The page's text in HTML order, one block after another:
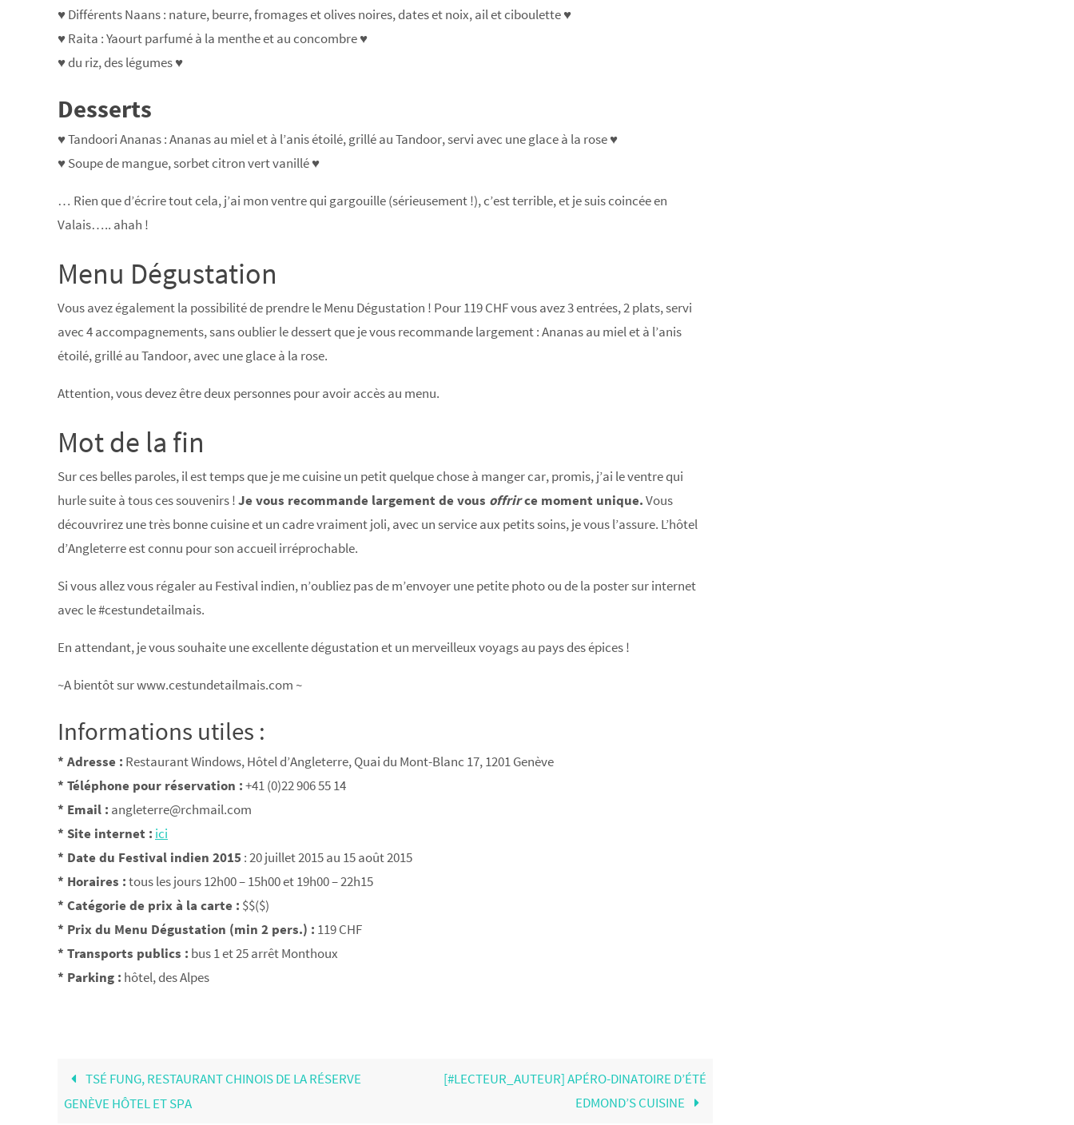
♥ Différents Naans : nature, beurre, fromages et olives noires, dates et noix, ail et ciboulette ♥
♥ Raita : Yaourt parfumé à la menthe et au concombre ♥
♥ du riz, des légumes ♥
Desserts
♥ Tandoori Ananas : Ananas au miel et à l’anis étoilé, grillé au Tandoor, servi avec une glace à la rose ♥
♥ Soupe de mangue, sorbet citron vert vanillé ♥
… Rien que d’écrire tout cela, j’ai mon ventre qui gargouille (sérieusement !), c’est terrible, et je suis coincée en
Valais….. ahah !
Menu Dégustation
Vous avez également la possibilité de prendre le Menu Dégustation ! Pour 119 CHF vous avez 3 entrées, 2 plats, servi
avec 4 accompagnements, sans oublier le dessert que je vous recommande largement : Ananas au miel et à l’anis
étoilé, grillé au Tandoor, avec une glace à la rose.
Attention, vous devez être deux personnes pour avoir accès au menu.
Mot de la fin
Sur ces belles paroles, il est temps que je me cuisine un petit quelque chose à manger car, promis, j’ai le ventre qui
hurle suite à tous ces souvenirs !Je vous recommande largement de vous offrirce moment unique.Vous
découvrirez une très bonne cuisine et un cadre vraiment joli, avec un service aux petits soins, je vous l’assure. L’hôtel
d’Angleterre est connu pour son accueil irréprochable.
Si vous allez vous régaler au Festival indien, n’oubliez pas de m’envoyer une petite photo ou de la poster sur internet
avec le #cestundetailmais.
En attendant, je vous souhaite une excellente dégustation et un merveilleux voyags au pays des épices !
~A bientôt sur www.cestundetailmais.com ~
Informations utiles :
* Adresse : Restaurant Windows, Hôtel d’Angleterre, Quai du Mont-Blanc 17, 1201 Genève
* Téléphone pour réservation :+41 (0)22 906 55 14
* Email : angleterre@rchmail.com
* Site internet : ici
* Date du Festival indien 2015 : 20 juillet 2015 au 15 août 2015
* Horaires :tous les jours 12h00 – 15h00 et 19h00 – 22h15
* Catégorie de prix à la carte : $$($)
* Prix du Menu Dégustation (min 2 pers.) : 119 CHF
* Transports publics : bus 1 et 25 arrêt Monthoux
* Parking : hôtel, des Alpes
TSÉ FUNG, RESTAURANT CHINOIS DE LA RÉSERVE
GENÈVE HÔTEL ET SPA
[#LECTEUR_AUTEUR] APÉRO-DINATOIRE D’ÉTÉ
EDMOND’S CUISINE